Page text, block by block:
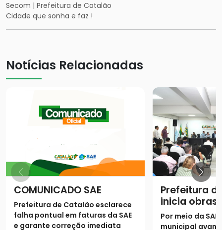
Secom | Prefeitura de Catalão
Cidade que sonha e faz !
Notícias Relacionadas
COMUNICADO SAE
Prefeitura de Catalão esclarece
falha pontual em faturas da SAE
e garante correção imediata
Prefeitura
inicia obras
município
Por meio da
municipal